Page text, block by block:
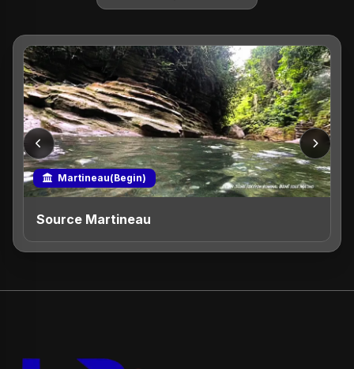
Martineau(Begin)
Source Martineau